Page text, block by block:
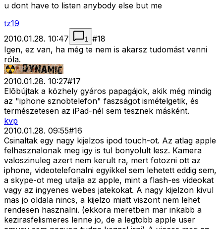
u dont have to listen anybody else but me
tz19
2010.01.28. 10:47
1 #18
Igen, ez van, ha még te nem is akarsz tudomást venni
róla.
2010.01.28. 10:27#17
Elõbújtak a közhely gyáros papagájok, akik még mindig
az "iphone sznobtelefon" faszságot ismételgetik, és
természetesen az iPad-nél sem tesznek másként.
kvp
2010.01.28. 09:55#16
Csinaltak egy nagy kijelzos ipod touch-ot. Az atlag apple
felhasznalonak meg igy is tul bonyolult lesz. Kamera
valoszinuleg azert nem kerult ra, mert fotozni ott az
iphone, videotelefonalni egyikkel sem lehetett eddig sem,
a skype-ot meg utalja az apple, mint a flash-es videokat
vagy az ingyenes webes jatekokat. A nagy kijelzon kivul
mas jo oldala nincs, a kijelzo miatt viszont nem lehet
rendesen hasznalni. (ekkora meretben mar inkabb a
kezirasfelismeres lenne jo, de a legtobb apple user